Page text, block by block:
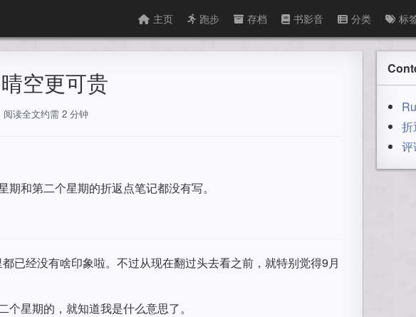
主页 跑步 存档 书影音 分类 标
空更可贵
阅读全文约需 2 分钟
和第二个星期的折返点笔记都没有写。
已经没有啥印象啦。不过从现在翻过头去看之前，就特别觉得9月
星期的，就知道我是什么意思了。
折
评